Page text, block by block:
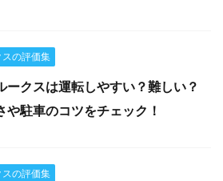
スの評価集
ークスは運転しやすい？難しい？
や駐車のコツをチェック！
スの評価集